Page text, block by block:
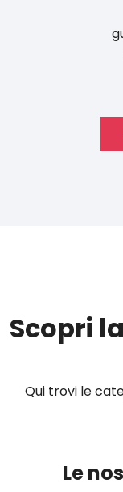
Scopri
Qui trovi le
Le